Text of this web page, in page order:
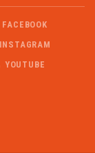
FACEBOOK
INSTAGRAM
YOUTUBE